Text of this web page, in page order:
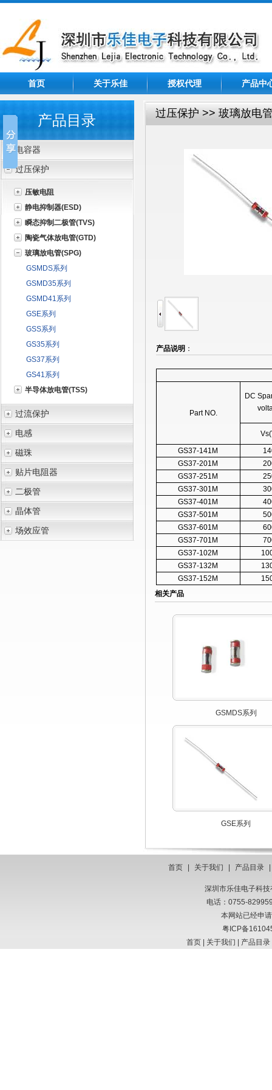
首页 关于乐佳 授权代理 产品中
产品目录
电容器
过压保护
压敏电阻
静电抑制器(ESD)
瞬态抑制二极管(TVS)
陶瓷气体放电管(GTD)
玻璃放电管(SPG)
GSMDS系列
GSMD35系列
GSMD41系列
GSE系列
GSS系列
GS35系列
GS37系列
GS41系列
半导体放电管(TSS)
过流保护
电感
磁珠
贴片电阻器
二极管
晶体管
场效应管
过压保护 >> 玻璃放电
产品说明 ：
Part NO.
DC
GS37-141M
GS37-201M
GS37-251M
GS37-301M
GS37-401M
GS37-501M
GS37-601M
GS37-701M
GS37-102M
GS37-132M
GS37-152M
相关产品
GSMDS系列
GSE系列
首页 关于我们 产品目录
深圳市乐佳电子科
电话：0755-
本网站已经申
粤ICP备
首页
关于我们 产品目录